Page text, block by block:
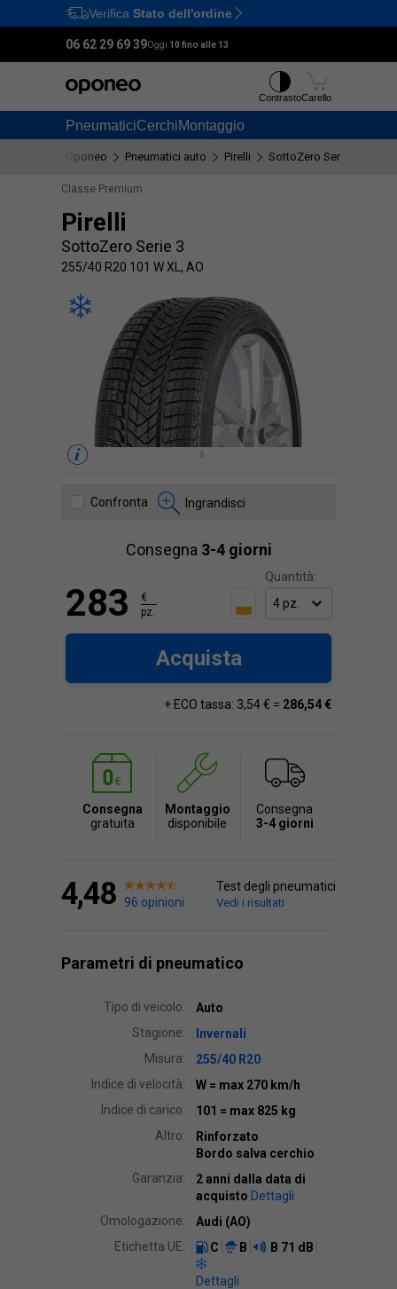
Ctrl M
Verifica Stato dell'ordine
06 62 29 69 39Oggi:10 fino alle 13
PneumaticiCerchiMontaggio
ContrastoCarello
Oponeo Pneumatici auto Pirelli SottoZero Serie 3
Classe Premium
Pirelli
SottoZero Serie 3
255/40 R20 101 W XL, AO
Confronta Ingrandisci
Consegna 3-4 giorni
Quantità:
283
€
pz.
Acquista
+ ECO tassa: 3,54 € = 286,54 €
Consegna
gratuita
Montaggio
disponibile
Consegna
3-4 giorni
4,48 96 opinioni
Test degli pneumatici
Vedi i risultati
Parametri di pneumatico
Tipo di veicolo:
Auto
Stagione:
Invernali
Misura:
255/40 R20
Indice di velocità:
W = max 270 km/h
Indice di carico:
101 = max 825 kg
Altro:
Rinforzato
Bordo salva cerchio
Garanzia:
2 anni dalla data di
acquisto Dettagli
Omologazione:
Audi (AO)
Etichetta UE:
C B B 71 dB
Dettagli